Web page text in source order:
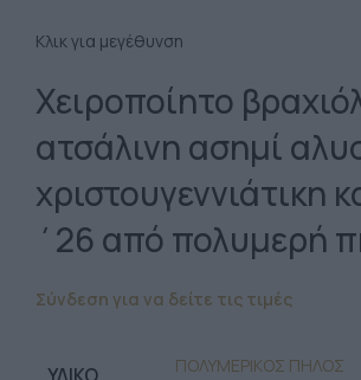
Κλικ για μεγέθυνση
Χειροποίητο
ατσάλινη ασημί
χριστουγεννιάτικη
΄26 από πολυμερή
Σύνδεση για να δείτε τις τιμές
ΠΟΛΥΜΕΡΙΚΟΣ ΠΗΛΟΣ